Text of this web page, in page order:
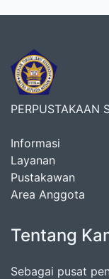
PERPUSTAKAAN
Informasi
Layanan
Pustakawan
Area Anggota
Tentang
Sebagai pusat